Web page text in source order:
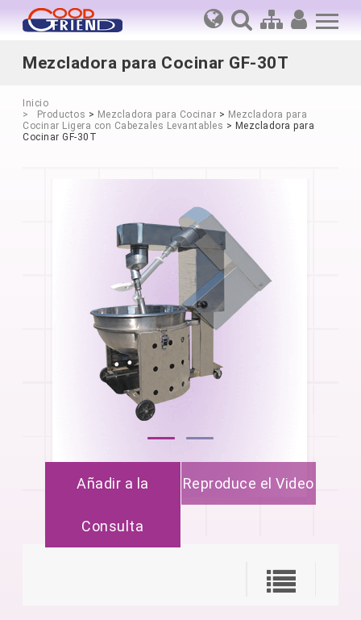
Mezcladora para Cocinar GF-30T
Inicio
Productos > Mezcladora para Cocinar > Mezcladora para
Cocinar Ligera con Cabezales Levantables > Mezcladora para
Cocinar GF-30T
Añadir a la
Consulta
Reproduce el Video